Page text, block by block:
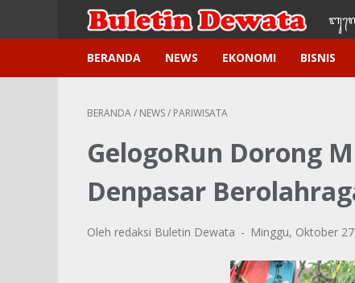
BERANDA NEWS EKONOMI BISNIS
BERANDA/ NEWS/ PARIWISATA
GelogoRun Dorong
Denpasar
Oleh redaksi Buletin Dewata Minggu, Oktober